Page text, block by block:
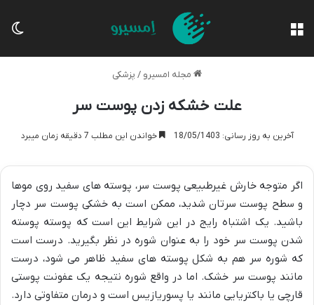
مجله امسیرو / پزشکی
علت خشکه زدن پوست سر
آخرین به روز رسانی: 18/05/1403 خواندن این مطلب 7 دقیقه زمان میبرد
اگر متوجه خارش غیرطبیعی پوست سر، پوسته های سفید روی موها
و سطح پوست سرتان شدید، ممکن است به خشکی پوست سر دچار
باشید. یک اشتباه رایج در این شرایط این است که پوسته پوسته
شدن پوست سر خود را به عنوان شوره در نظر بگیرید. درست است
که شوره سر هم به شکل پوسته های سفید ظاهر می شود، درست
مانند پوست سر خشک. اما در واقع شوره نتیجه یک عفونت پوستی
قارچی یا باکتریایی مانند یا پسوریازیس است و درمان متفاوتی دارد.